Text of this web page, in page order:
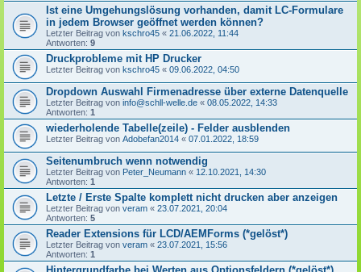
Ist eine Umgehungslösung vorhanden, damit LC-Formulare
in jedem Browser geöffnet werden können?
Letzter Beitrag von kschro45 « 21.06.2022, 11:44
Antworten: 9
Druckprobleme mit HP Drucker
Letzter Beitrag von kschro45 « 09.06.2022, 04:50
Dropdown Auswahl Firmenadresse über externe Datenquelle
Letzter Beitrag von info@schll-welle.de « 08.05.2022, 14:33
Antworten: 1
wiederholende Tabelle(zeile) - Felder ausblenden
Letzter Beitrag von Adobefan2014 « 07.01.2022, 18:59
Seitenumbruch wenn notwendig
Letzter Beitrag von Peter_Neumann « 12.10.2021, 14:30
Antworten: 1
Letzte / Erste Spalte komplett nicht drucken aber anzeigen
Letzter Beitrag von veram « 23.07.2021, 20:04
Antworten: 5
Reader Extensions für LCD/AEMForms (*gelöst*)
Letzter Beitrag von veram « 23.07.2021, 15:56
Antworten: 1